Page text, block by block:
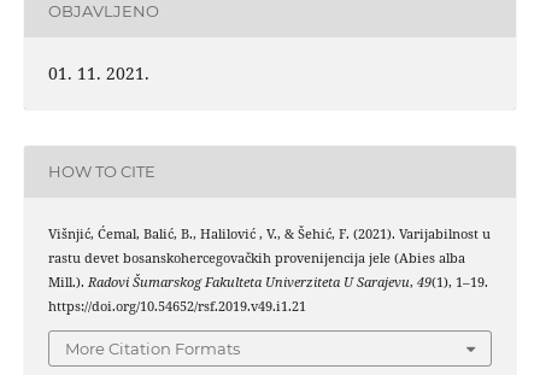
OBJAVLJENO
01. 11. 2021.
HOW TO CITE
Višnjić, Ćemal, Balić, B., Halilović , V., & Šehić, F. (2021). Varijabilnost u
rastu devet bosanskohercegovačkih provenijencija jele (Abies alba
Mill.). Radovi Šumarskog Fakulteta Univerziteta U Sarajevu, 49(1), 1–19.
https://doi.org/10.54652/rsf.2019.v49.i1.21
More Citation Formats